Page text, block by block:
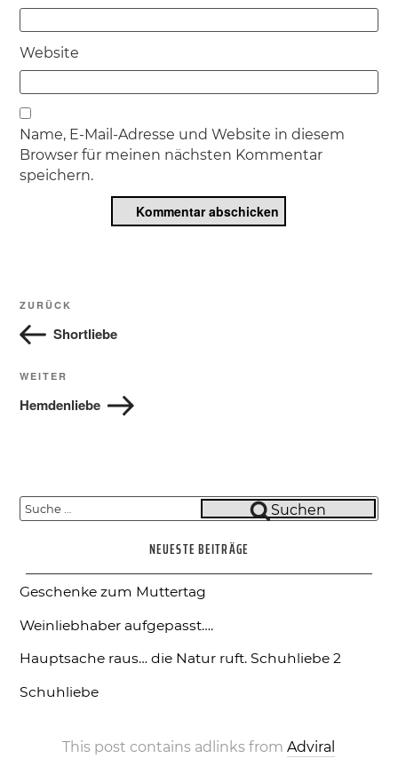
Website
Name, E-Mail-Adresse und Website in diesem
Browser für meinen nächsten Kommentar
speichern.
Beitragsnavigation
Vorheriger
Beitrag
ZURÜCK
Shortliebe
Nächster
Beitrag
WEITER
Hemdenliebe
Suche
nach:
Suchen
NEUESTE BEITRÄGE
Geschenke zum Muttertag
Weinliebhaber aufgepasst….
Hauptsache raus… die Natur ruft. Schuhliebe 2
Schuhliebe
This post contains adlinks fromAdviral